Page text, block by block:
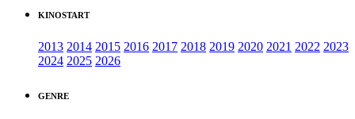
KINOSTART
2013 2014 2015 2016 2017 2018 2019 2020 2021 2022 2023
2024 2025 2026
GENRE